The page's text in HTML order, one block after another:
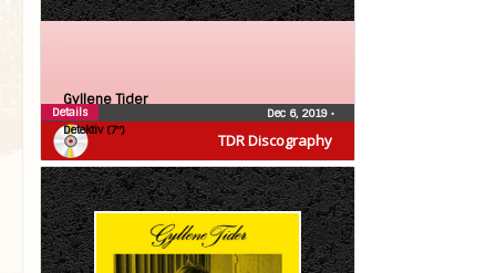
TDR Discography
Gyllene Tider
Detektiv (7″)
Dec 6, 2019 •
Details